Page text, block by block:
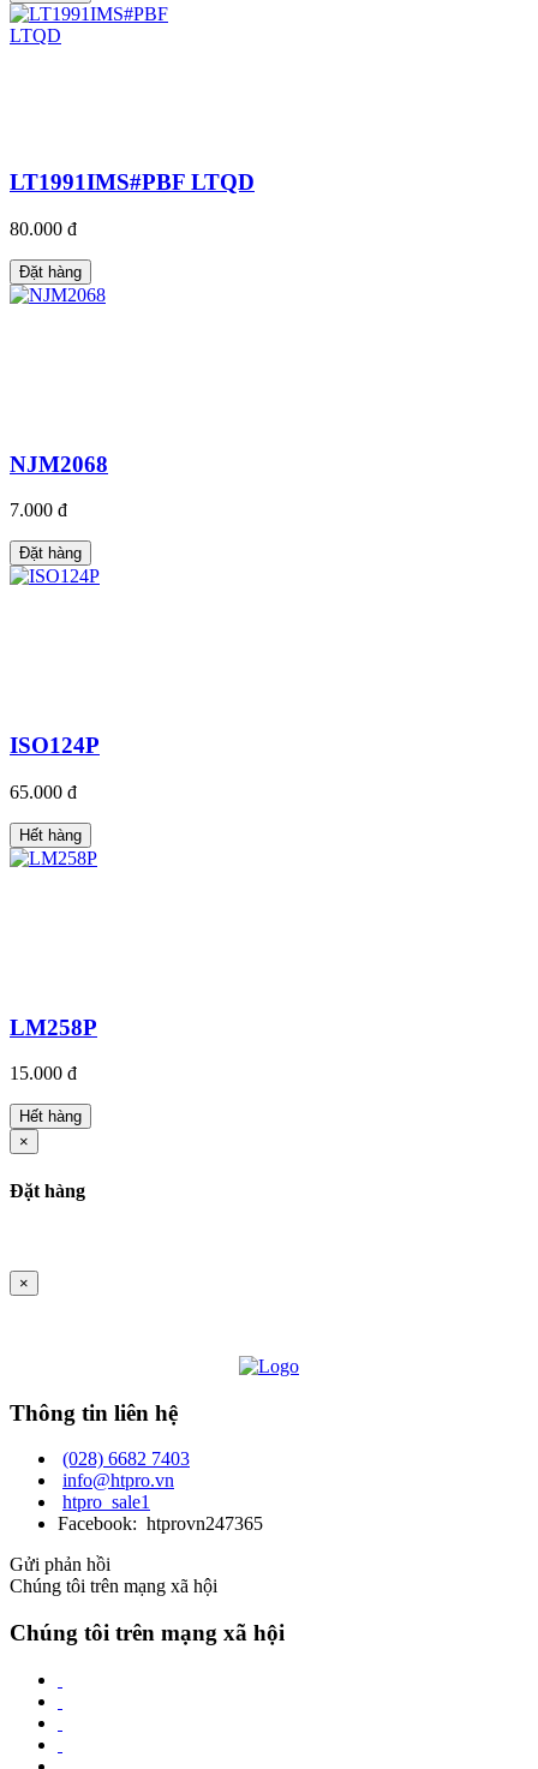
LT1991IMS#PBF LTQD
80.000 đ
Đặt hàng
NJM2068
7.000 đ
Đặt hàng
ISO124P
65.000 đ
Hết hàng
LM258P
15.000 đ
Hết hàng
×
Đặt hàng
×
Thông tin liên hệ
(028) 6682 7403
info@htpro.vn
htpro_sale1
Facebook: htprovn247365
Gửi phản hồi
Chúng tôi trên mạng xã hội
Chúng tôi trên mạng xã hội